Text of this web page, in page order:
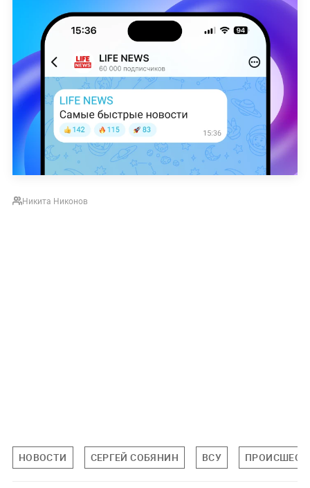
Никита Никонов
НОВОСТИ СЕРГЕЙ СОБЯНИН ВСУ